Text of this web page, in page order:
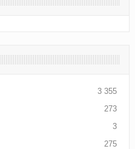
3 355
273
3
275